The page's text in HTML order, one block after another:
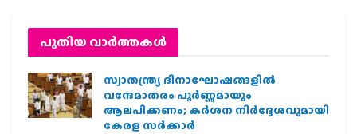
പുതിയ വാര്‍ത്തകള്‍
സ്വാതന്ത്ര്യ ദിനാഘോഷങ്ങളിൽ
വന്ദേമാതരം പൂർണ്ണമായും
ആലപിക്കണം; കർശന നിർദ്ദേശവുമായി
കേരള സർക്കാർ